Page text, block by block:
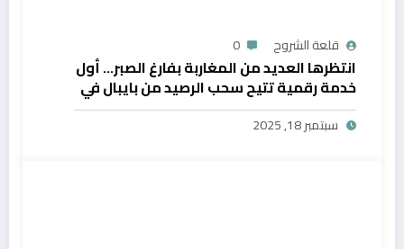
قلعة الشروح 0
انتظرها العديد من المغاربة بفارغ الصبر… أول
خدمة رقمية تتيح سحب الرصيد من بايبال في
المغرب
سبتمبر 18, 2025